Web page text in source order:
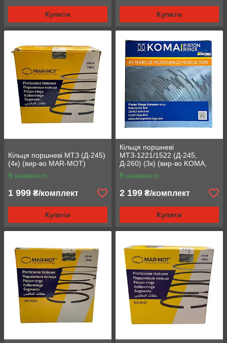
Купити Купити
Кільця поршневі МТЗ (Д-245)
(4к) (вир-во MAR-MOT)
В наявності
1 999 ₴/комплект
Купити
Кільця поршневі
МТЗ-1221/1522 (Д-245,
Д-260) (3к) (вир-во KOMA,
Bazuluk) (260-1004060)
В наявності
2 199 ₴/комплект
Купити